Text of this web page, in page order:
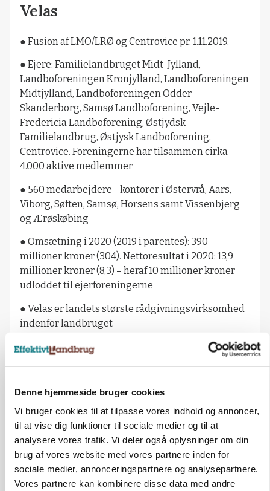
Denne hjemmeside bruger cookies
Vi bruger cookies til at tilpasse vores indhold og annoncer,
til at vise dig funktioner til sociale medier og til at
analysere vores trafik. Vi deler også oplysninger om din
brug af vores website med vores partnere inden for
sociale medier, annonceringspartnere og analysepartnere.
Vores partnere kan kombinere disse data med andre
Velas
● Fusion af LMO/LRØ og Centrovice pr. 1.11.2019.
● Ejere: Familielandbruget Midt-Jylland,
Landboforeningen Kronjylland, Landboforeningen
Midtjylland, Landboforeningen Odder-
Skanderborg, Samsø Landboforening, Vejle-
Fredericia Landboforening, Østjydsk
Familielandbrug, Østjysk Landboforening,
Centrovice. Foreningerne har tilsammen cirka
4.000 aktive medlemmer
● 560 medarbejdere - kontorer i Østervrå, Aars,
Viborg, Søften, Samsø, Horsens samt Vissenbjerg
og Ærøskøbing
● Omsætning i 2020 (2019 i parentes): 390
millioner kroner (304). Nettoresultat i 2020: 13,9
millioner kroner (8,3) – heraf 10 millioner kroner
udloddet til ejerforeningerne
● Velas er landets største rådgivningsvirksomhed
indenfor landbruget
Tilmeld
Ved tilmelding af nyhedsbrevet accepterer du L-
Mediehus A/S privatlivspolitik.
Læs den her.